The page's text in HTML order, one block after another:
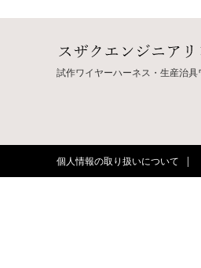
試作ワイヤーハーネス・生産治
個人情報の取り扱いについて